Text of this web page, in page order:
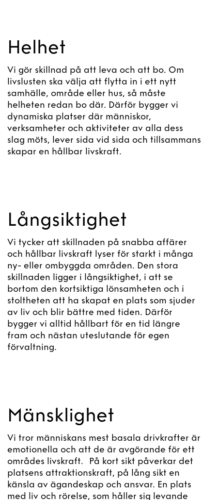
Helhet
Vi gör skillnad på att leva och att bo. Om
livslusten ska välja att flytta in i ett nytt
samhälle, område eller hus, så måste
helheten redan bo där. Därför bygger vi
dynamiska platser där människor,
verksamheter och aktiviteter av alla dess
slag möts, lever sida vid sida och tillsammans
skapar en hållbar livskraft.
Långsiktighet
Vi tycker att skillnaden på snabba affärer
och hållbar livskraft lyser för starkt i många
ny- eller ombyggda områden. Den stora
skillnaden ligger i långsiktighet, i att se
bortom den kortsiktiga lönsamheten och i
stoltheten att ha skapat en plats som sjuder
av liv och blir bättre med tiden. Därför
bygger vi alltid hållbart för en tid längre
fram och nästan uteslutande för egen
förvaltning.
Mänsklighet
Vi tror människans mest basala drivkrafter är
emotionella och att de är avgörande för ett
områdes livskraft. På kort sikt påverkar det
platsens attraktionskraft, på lång sikt en
känsla av ägandeskap och ansvar. En plats
med liv och rörelse, som håller sig levande